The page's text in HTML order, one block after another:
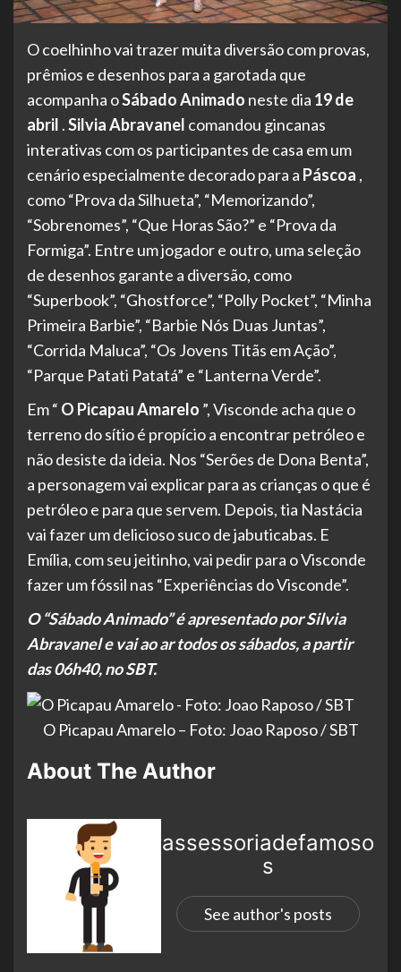
O coelhinho vai trazer muita diversão com provas,
prêmios e desenhos para a garotada que
acompanha oSábado Animado neste dia 19 de
abril .Silvia Abravanel comandou gincanas
interativas com os participantes de casa em um
cenário especialmente decorado para a Páscoa ,
como “Prova da Silhueta”, “Memorizando”,
“Sobrenomes”, “Que Horas São?” e “Prova da
Formiga”. Entre um jogador e outro, uma seleção
de desenhos garante a diversão, como
“Superbook”, “Ghostforce”, “Polly Pocket”, “Minha
Primeira Barbie”, “Barbie Nós Duas Juntas”,
“Corrida Maluca”, “Os Jovens Titãs em Ação”,
“Parque Patati Patatá” e “Lanterna Verde”.
Em “ O Picapau Amarelo ”, Visconde acha que o
terreno do sítio é propício a encontrar petróleo e
não desiste da ideia. Nos “Serões de Dona Benta”,
a personagem vai explicar para as crianças o que é
petróleo e para que servem. Depois, tia Nastácia
vai fazer um delicioso suco de jabuticabas. E
Emília, com seu jeitinho, vai pedir para o Visconde
fazer um fóssil nas “Experiências do Visconde”.
O “Sábado Animado” é apresentado por Silvia
Abravanel e vai ao ar todos os sábados, a partir
das 06h40, no SBT.
O Picapau Amarelo – Foto: Joao Raposo / SBT
About The Author
assessoriadefamoso
s
See author's posts